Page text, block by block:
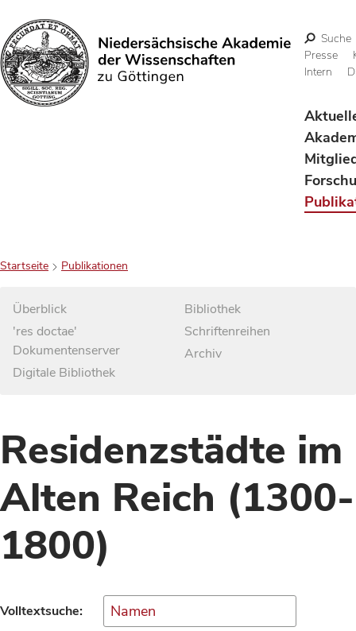
Suchen
Suche
Presse
Intern
Startseite Publikationen
Überblick
'res doctae'
Dokumentenserver
Digitale Bibliothek
Bibliothek
Schriftenreihen
Archiv
Residenzstädte im
Alten Reich (1300-
1800)
Volltextsuche: